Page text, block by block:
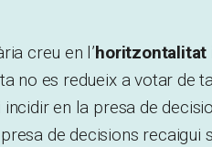
creu en l’horitzontalitat
no es redueix a votar de
en la presa de
de decisions